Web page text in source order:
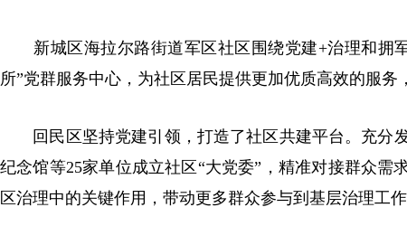
新城区海拉尔路街道军区社区围绕党建+治理和拥军
所”党群服务中心，为社区居民提供更加优质高效的服务
回民区坚持党建引领，打造了社区共建平台。充分
纪念馆等25家单位成立社区“大党委”，精准对接群众
区治理中的关键作用，带动更多群众参与到基层治理工